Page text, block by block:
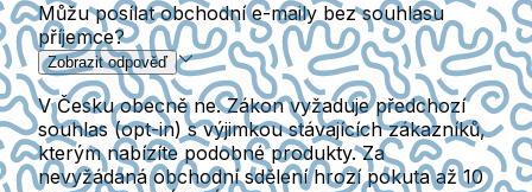
Můžu posílat obchodní e-maily bez souhlasu
příjemce?
Zobrazit odpověď
V Česku obecně ne. Zákon vyžaduje předchozí
souhlas (opt-in) s výjimkou stávajících zákazníků,
kterým nabízíte podobné produkty. Za
nevyžádaná obchodní sdělení hrozí pokuta až 10